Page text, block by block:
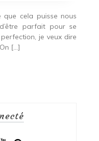
que cela puisse nous
parfait pour se
je veux dire
[…]